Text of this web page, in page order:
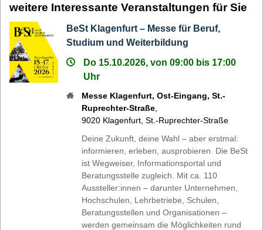
weitere Interessante Veranstaltungen für Sie
BeSt Klagenfurt – Messe für Beruf,
Studium und Weiterbildung
Do 15.10.2026, von 09:00 bis 17:00
Uhr
Messe Klagenfurt, Ost-Eingang, St.-
Ruprechter-Straße
9020 Klagenfurt ,St.-Ruprechter-Straße
Deine Zukunft, deine Wahl – aber erstmal:
informieren, erleben, ausprobieren. Die BeSt
ist Wegweiser, Informationsportal und
Beratungsstelle zugleich. Mit ca. 110
Aussteller:innen – darunter Unternehmen,
Hochschulen, Lehrbetriebe, Schulen,
Beratungsstellen und Organisationen –
werden gemeinsam die Möglichkeiten rund